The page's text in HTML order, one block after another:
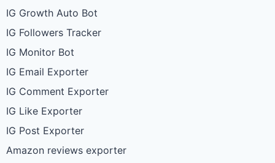
IG Growth Auto Bot
IG Followers Tracker
IG Monitor Bot
IG Email Exporter
IG Comment Exporter
IG Like Exporter
IG Post Exporter
Amazon reviews exporter